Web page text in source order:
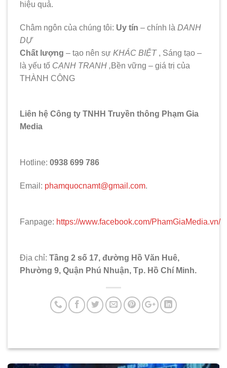
hiệu quả.
Châm ngôn của chúng tôi: Uy tín – chính là DANH
DỰ
Chất lượng – tạo nên sự KHÁC BIỆT, Sáng tạo –
là yếu tố CẠNH TRANH ,Bền vững – giá trị của
THÀNH CÔNG
Liên hệ Công ty TNHH Truyền thông Phạm Gia
Media
Hotline: 0938 699 786
Email: phamquocnamt@gmail.com.
Fanpage: https://www.facebook.com/PhamGiaMedia.vn/
Địa chỉ: Tầng 2 số 17, đường Hồ Văn Huê,
Phường 9, Quận Phú Nhuận, Tp. Hồ Chí Minh.